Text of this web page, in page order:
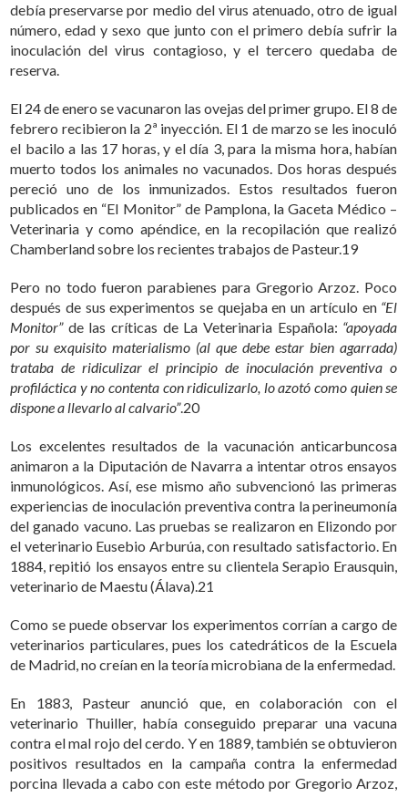
debía preservarse por medio del virus atenuado, otro de igual
número, edad y sexo que junto con el primero debía sufrir la
inoculación del virus contagioso, y el tercero quedaba de
reserva.
El 24 de enero se vacunaron las ovejas del primer grupo. El 8 de
febrero recibieron la 2ª inyección. El 1 de marzo se les inoculó
el bacilo a las 17 horas, y el día 3, para la misma hora, habían
muerto todos los animales no vacunados. Dos horas después
pereció uno de los inmunizados. Estos resultados fueron
publicados en “El Monitor” de Pamplona, la Gaceta Médico –
Veterinaria y como apéndice, en la recopilación que realizó
Chamberland sobre los recientes trabajos de Pasteur.19
Pero no todo fueron parabienes para Gregorio Arzoz. Poco
después de sus experimentos se quejaba en un artículo en “El
Monitor”de las críticas de La Veterinaria Española: “apoyada
por su exquisito materialismo (al que debe estar bien agarrada)
trataba de ridiculizar el principio de inoculación preventiva o
profiláctica y no contenta con ridiculizarlo, lo azotó como quien se
dispone a llevarlo al calvario”.20
Los excelentes resultados de la vacunación anticarbuncosa
animaron a la Diputación de Navarra a intentar otros ensayos
inmunológicos. Así, ese mismo año subvencionó las primeras
experiencias de inoculación preventiva contra la perineumonía
del ganado vacuno. Las pruebas se realizaron en Elizondo por
el veterinario Eusebio Arburúa, con resultado satisfactorio. En
1884, repitió los ensayos entre su clientela Serapio Erausquin,
veterinario de Maestu (Álava).21
Como se puede observar los experimentos corrían a cargo de
veterinarios particulares, pues los catedráticos de la Escuela
de Madrid, no creían en la teoría microbiana de la enfermedad.
En 1883, Pasteur anunció que, en colaboración con el
veterinario Thuiller, había conseguido preparar una vacuna
contra el mal rojo del cerdo. Y en 1889, también se obtuvieron
positivos resultados en la campaña contra la enfermedad
porcina llevada a cabo con este método por Gregorio Arzoz,